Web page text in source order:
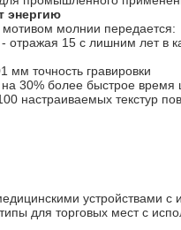
энергию
молнии передается:
15 с лишним лет в
мм точность гравировки
30% более быстрое время
настраиваемых текстур
устройствами
для торговых мест с